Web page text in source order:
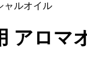
ャルオイル
アロ